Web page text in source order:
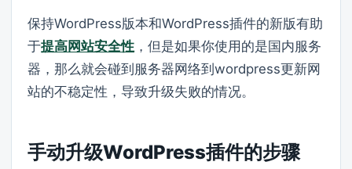
保持WordPress版本和WordPress插件的新版有助
于提高网站安全性 ，但是如果你使用的是国内服务
器，那么就会碰到服务器网络到wordpress更新网
站的不稳定性，导致升级失败的情况。
手动升级WordPress插件的步骤